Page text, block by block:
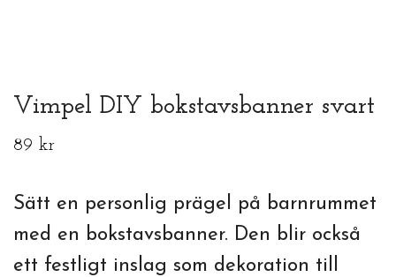
Vimpel DIY bokstavsbanner svart
89 kr
Sätt en personlig prägel på barnrummet
med en bokstavsbanner. Den blir också
ett festligt inslag som dekoration till